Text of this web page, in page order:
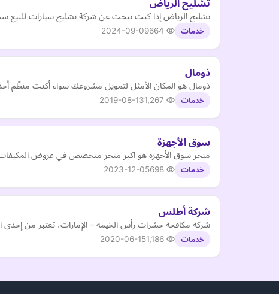
تشليح الرياض
تشليح الرياض إذا كنت تبحث عن شركة تشليح سيارات للبيع سيارة
خدمات 2024-09-09
ذومال
ذومال هو المكان الأمثل لتمويل مشروعك سواء أكنت منظّم
خدمات 2019-08-13
سوق الأجهزة
متجر سوق الأجهزة هو اكبر متجر متخصص في عروض
خدمات 2023-12-05
شركة أطلس
شركة مكافحة حشرات رأس الخيمة – الإمارات، تعتبر من إحدى
خدمات 2020-06-15